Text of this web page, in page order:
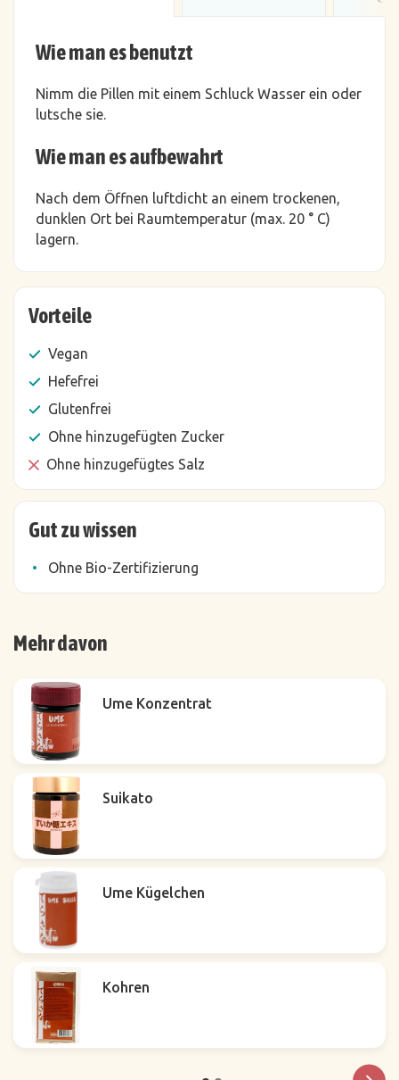
Wie man es benutzt
Nimm die Pillen mit einem Schluck Wasser ein oder
lutsche sie.
Wie man es aufbewahrt
Nach dem Öffnen luftdicht an einem trockenen,
dunklen Ort bei Raumtemperatur (max. 20 ° C)
lagern.
Vorteile
Vegan
Hefefrei
Glutenfrei
Ohne hinzugefügten Zucker
Ohne hinzugefügtes Salz
Gut zu wissen
Ohne Bio-Zertifizierung
Mehr davon
Ume Konzentrat
Suikato
Ume Kügelchen
Kohren